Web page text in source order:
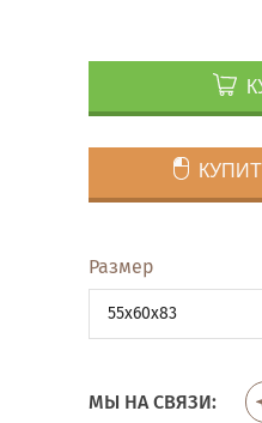
Размер
55x60x83
МЫ НА СВЯЗИ: